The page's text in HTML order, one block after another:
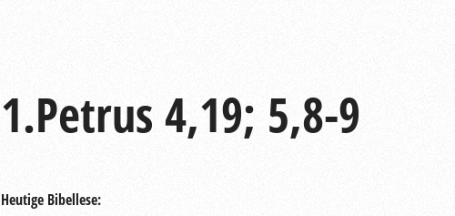
1.Petrus 4,19; 5,8-9
Heutige Bibellese: